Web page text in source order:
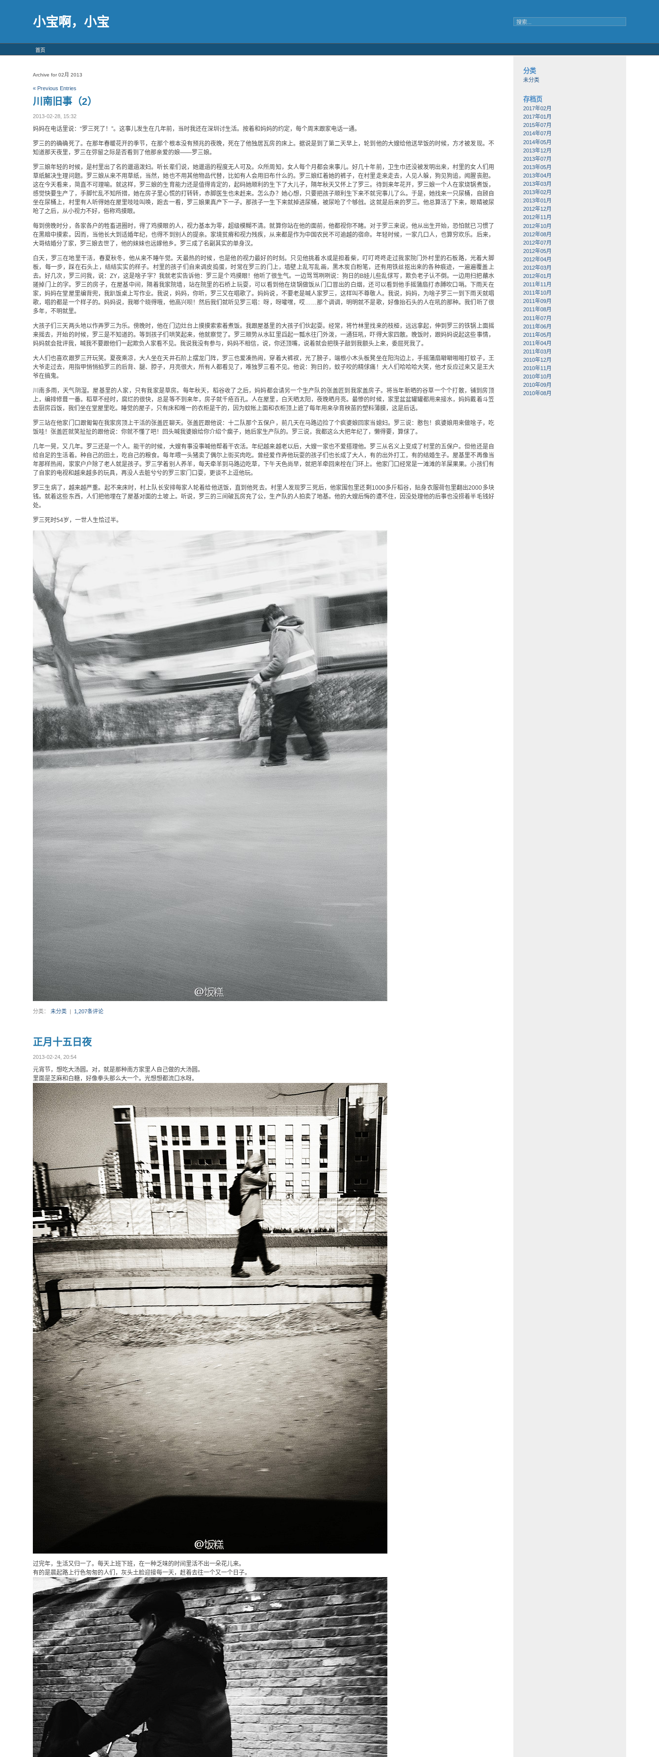
小宝啊，小宝
首页
Archive for 02月 2013
« Previous Entries
川南旧事（2）
2013-02-28, 15:32
妈妈在电话里说：“罗三死了！”。这事儿发生在几年前，当时我还在深圳讨生活。按着和妈妈的约定，每个周末跟家电话一通。
罗三的的确确死了。在那年春暖花开的季节，在那个根本没有预兆的夜晚，死在了他独居瓦房的床上。据说是到了第二天早上，轮到他的大嫂给他送早饭的时候，方才被发现。不
知道那天夜里，罗三在弥留之际是否看到了他那亲爱的娘——罗三娘。
罗三娘年轻的时候，是村里出了名的邋遢泼妇。听长辈们说，她邋遢的程度无人可及。众所周知，女人每个月都会来事儿。好几十年前，卫生巾还没被发明出来，村里的女人们用
草纸解决生理问题。罗三娘从来不用草纸，当然，她也不用其他物品代替，比如有人会用旧布什么的。罗三娘红着她的裤子，在村里走来走去，人见人躲，狗见狗追，闻腥丧胆。
这在今天看来，简直不可理喻。就这样，罗三娘的生育能力还是值得肯定的，起码她顺利的生下了大儿子，隔年秋天又怀上了罗三。待到来年花开，罗三娘一个人在家烧锅煮饭，
感觉快要生产了，手脚忙乱不知所措，她在房子里心慌的打转转，赤脚医生也未赶来。怎么办？她心想，只要把孩子顺利生下来不就完事儿了么。于是，她找来一只尿桶，自顾自
坐在尿桶上，村里有人听得她在屋里吱哇叫唤，跑去一看，罗三娘果真产下一子。那孩子一生下来就掉进尿桶，被尿呛了个够戗。这就是后来的罗三。他总算活了下来，眼睛被尿
呛了之后，从小视力不好，俗称鸡摸眼。
每到傍晚时分，各家各户的牲畜进圈时，得了鸡摸眼的人，视力基本为零，超级模糊不清。就算你站在他的面前，他都视你不睹。对于罗三来说，他从出生开始，恐怕就已习惯了
在黑暗中摸索。因而，当他长大到适婚年纪，也得不到别人的提亲。家境贫瘠和视力残疾，从来都是作为中国农民不可逾越的宿命。年轻时候，一家几口人，也算穷欢乐。后来，
大哥结婚分了家，罗三娘去世了，他的妹妹也远嫁他乡。罗三成了名副其实的单身汉。
白天，罗三在地里干活，春夏秋冬，他从来不睡午觉。天最热的时候，也是他的视力最好的时刻。只见他挑着水或是担着柴，叮叮咚咚走过我家院门外村里的石板路，光着大脚
板，每一步，踩在石头上，结结实实的样子。村里的孩子们自来调皮捣蛋，时常在罗三的门上，墙壁上乱写乱画，黑木炭白粉笔，还有用铁丝抠出来的各种痕迹，一遍遍覆盖上
去。好几次，罗三问我，说：ZY，这是啥子字？我就老实告诉他：罗三是个鸡摸眼！他听了很生气。一边骂骂咧咧说：狗日的B娃儿些乱俅写，欺负老子认不倒。一边用扫把蘸水
搓掉门上的字。罗三的房子，在屋基中间，隔着我家院墙，站在院里的石桥上玩耍，可以看到他在烧锅做饭从门口冒出的白烟，还可以看到他手摇蒲扇打赤膊吹口哨。下雨天在
家，妈妈在堂屋里编背兜，我趴饭桌上写作业。我说，妈妈，你听，罗三又在唱歌了。妈妈说，不要老是喊人家罗三，这样叫不尊敬人。我说，妈妈，为啥子罗三一到下雨天就唱
歌，唱的都是一个样子的。妈妈说，我啷个晓得哦，他高兴呗！然后我们就听见罗三唱：呀，呀嚯嘿，哎……那个调调，明明就不是歌，好像抬石头的人在吼的那种。我们听了很
多年，不明就里。
大孩子们三天两头地以作弄罗三为乐。傍晚时，他在门边灶台上摸摸索索着煮饭。我跟屋基里的大孩子们伙起耍。经常，将竹林里找来的枝桠，远远拿起，伸到罗三的铁锅上面摇
来摇去，开始的时候，罗三是不知道的。等到孩子们哄笑起来，他就察觉了。罗三顺势从水缸里舀起一瓢水往门外泼，一通狂吼，吓得大家四散。晚饭时，跟妈妈说起这些事情，
妈妈就会批评我，喊我不要跟他们一起欺负人家看不见。我说我没有参与，妈妈不相信，说，你还顶嘴，说着就会把筷子敲到我额头上来，委屈死我了。
大人们也喜欢跟罗三开玩笑。夏夜乘凉，大人坐在天井石阶上摆龙门阵，罗三也爱凑热闹，穿着大裤衩，光了膀子，端根小木头板凳坐在阳沟边上，手摇蒲扇噼噼啪啪打蚊子，王
大爷走过去，用指甲悄悄掐罗三的后背、腿、脖子，月亮很大，所有人都看见了，唯独罗三看不见。他说：狗日的，蚊子咬的精俅痛！大人们哈哈哈大笑，他才反应过来又是王大
爷在搞鬼。
川南多雨，天气阴湿。屋基里的人家，只有我家是草房。每年秋天，稻谷收了之后，妈妈都会请另一个生产队的张盖匠到我家盖房子。将当年新晒的谷草一个个打散，铺到房顶
上，编排修葺一番。稻草不经时，腐烂的很快，总是等不到来年，房子就千疮百孔。人在屋里，白天晒太阳，夜晚晒月亮。最惨的时候，家里盆盆罐罐都用来接水，妈妈戴着斗笠
去厨房舀饭，我们坐在堂屋里吃。睡觉的屋子，只有床和唯一的衣柜是干的，因为蚊帐上面和衣柜顶上遮了每年用来孕育秧苗的塑料薄膜，这是后话。
罗三站在他家门口跟匍匐在我家房顶上干活的张盖匠聊天。张盖匠跟他说：十二队那个五保户，前几天在马路边捡了个疯婆娘回家当媳妇。罗三说：憨包！疯婆娘用来做啥子，吃
饭哇！张盖匠就笑扯扯的跟他说：你就不懂了吧！回头喊我婆娘给你介绍个瘸子，她后家生产队的。罗三说，我都这么大把年纪了，懒得要，算俅了。
几年一晃，又几年。罗三还是一个人。能干的时候，大嫂有事没事喊他帮着干农活。年纪越来越老以后，大嫂一家也不爱搭理他。罗三从名义上变成了村里的五保户。但他还是自
给自足的生活着。种自己的田土，吃自己的粮食。每年喂一头猪卖了偶尔上街买肉吃。曾经爱作弄他玩耍的孩子们也长成了大人，有的出外打工，有的结婚生子。屋基里不再像当
年那样热闹，家家户户除了老人就是孩子。罗三学着别人养羊，每天牵羊到马路边吃草，下午天色尚早，就把羊牵回来栓在门环上。他家门口经常是一滩滩的羊屎果果。小孩们有
了自家的电视和越来越多的玩具，再没人去脏兮兮的罗三家门口耍，更谈不上逗他玩。
罗三生病了，越来越严重。起不来床时，村上队长安排每家人轮着给他送饭，直到他死去。村里人发现罗三死后，他家围包里还剩1000多斤稻谷，贴身衣服荷包里翻出2000多块
钱。就着这些东西，人们把他埋在了屋基对面的土坡上。听说，罗三的三间破瓦房充了公，生产队的人拍卖了地基。他的大嫂后悔的遭不住，因没处理他的后事也没捞着半毛钱好
处。
罗三死时54岁，一世人生恰过半。
分类：未分类 | 1,207条评论
正月十五日夜
2013-02-24, 20:54
元宵节，想吃大汤圆。对，就是那种南方家里人自己做的大汤圆。
里面是芝麻和白糖，好像拳头那么大一个。光想想都流口水呀。
过完年，生活又归一了。每天上班下班，在一种乏味的时间里活不出一朵花儿来。
有的是晨起路上行色匆匆的人们，灰头土脸迎接每一天，赶着去往一个又一个日子。
分类
未分类
存档页
2017年02月
2017年01月
2015年07月
2014年07月
2014年05月
2013年12月
2013年07月
2013年05月
2013年04月
2013年03月
2013年02月
2013年01月
2012年12月
2012年11月
2012年10月
2012年08月
2012年07月
2012年05月
2012年04月
2012年03月
2012年01月
2011年11月
2011年10月
2011年09月
2011年08月
2011年07月
2011年06月
2011年05月
2011年04月
2011年03月
2010年12月
2010年11月
2010年10月
2010年09月
2010年08月